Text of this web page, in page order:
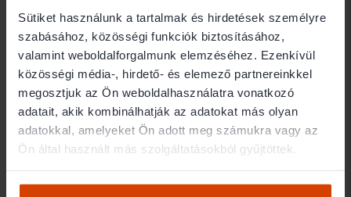
Sütiket használunk a tartalmak és hirdetések személyre
szabásához, közösségi funkciók biztosításához,
valamint weboldalforgalmunk elemzéséhez. Ezenkívül
közösségi média-, hirdető- és elemező partnereinkkel
megosztjuk az Ön weboldalhasználatra vonatkozó
adatait, akik kombinálhatják az adatokat más olyan
adatokkal, amelyeket Ön adott meg számukra vagy az
Ön által használt más szolgáltatásokból gyűjtöttek.